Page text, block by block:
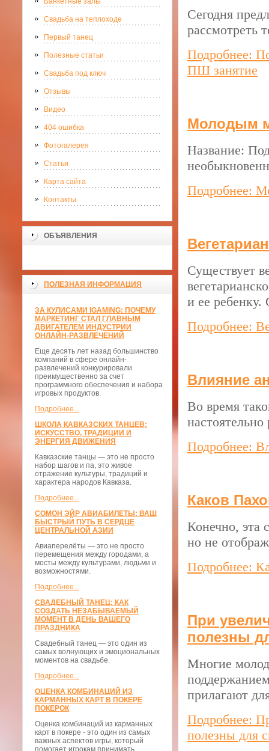
Свадьба на теплоходе
Первый танец
Полезные статьи
Свадьба под ключ
Отзывы
Видео
404 ошибка
Фотогалерея
Статьи
Карта сайта
Контакты
ОБЪЯВЛЕНИЯ
ПОЛЕЗНАЯ ИНФОРМАЦИЯ
ЗА КУЛИСАМИ IGAMING: ПОЧЕМУ
МАРКЕТИНГ СТАЛ ГЛАВНЫМ
ДВИГАТЕЛЕМ ИНДУСТРИИ
ОНЛАЙН-РАЗВЛЕЧЕНИЙ
Еще десять лет назад большинство
компаний в сфере онлайн-
развлечений конкурировали
преимущественно за счет
программного обеспечения и набора
игровых продуктов.
Подробнее...
ШКОЛА КАВКАЗСКИХ ТАНЦЕВ:
ИСКУССТВО, ТРАДИЦИИ И
ЭНЕРГИЯ ДВИЖЕНИЯ
Кавказские танцы — это не просто
набор шагов и па, это живое
отражение культуры, традиций и
характера народов Кавказа.
Подробнее...
СОМОН ЭЙР АВИАБИЛЕТЫ: ВАШ
БЫСТРЫЙ ПУТЬ В СЕРДЦЕ
ЦЕНТРАЛЬНОЙ АЗИИ
Авиаперелёты — это не просто
перемещения между городами, а
мосты между культурами, людьми и
возможностями.
Подробнее...
СВАДЕБНЫЙ ТАНЕЦ: КАК
СОЗДАТЬ НЕЗАБЫВАЕМЫЙ
МОМЕНТ В ДЕНЬ ВАШЕГО
ПРАЗДНИКА
Свадебный танец — это один из
самых волнующих и эмоциональных
моментов на свадьбе.
Подробнее...
ОЦЕНКА КОМБИНАЦИЙ ИЗ
КАРМАННЫХ КАРТ В ПОКЕРЕ
ПОКЕРОК
Оценка комбинаций из карманных
карт в покере - это один из самых
важных аспектов игры, который
помогает игрокам принимать
Сегодня
рассмотреть
Подробнее:
ПШ занятие
Молодым
Название:
Подробнее:
Существует
и ее ребенку.
Подробнее:
Влияние
Во время
Подробнее:
Каков
Конечно, эта
но не
Подробнее:
При
полезны
Многие
прилагают
Подробнее:
полезны для